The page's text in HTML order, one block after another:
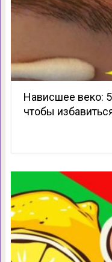
Нависшее веко:
чтобы